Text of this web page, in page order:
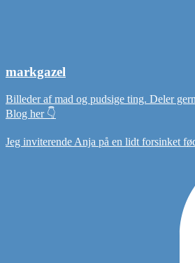
markgazel
Billeder af mad og pudsige ting. Deler
Blog her 👇
Jeg inviterende Anja på en lidt forsinket